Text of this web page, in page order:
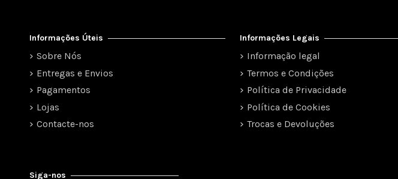
Informações Úteis
Sobre Nós
Entregas e Envios
Pagamentos
Lojas
Contacte-nos
Informações Legais
Informação legal
Termos e Condições
Política de Privacidade
Política de Cookies
Trocas e Devoluções
Siga-nos